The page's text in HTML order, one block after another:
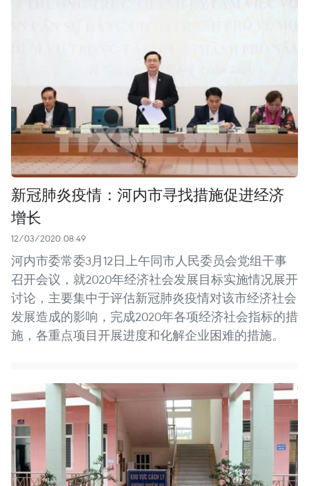
新冠肺炎疫情：河内市寻找措施促进经济
增长
12/03/2020 08:49
河内市委常委3月12日上午同市人民委员会党组干事
召开会议，就2020年经济社会发展目标实施情况展开
讨论，主要集中于评估新冠肺炎疫情对该市经济社会
发展造成的影响，完成2020年各项经济社会指标的措
施，各重点项目开展进度和化解企业困难的措施。